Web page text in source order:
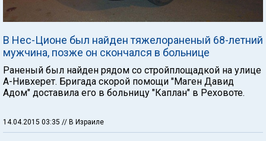
В Нес-Ционе был найден тяжелораненый 68-летний
мужчина, позже он скончался в больнице
Раненый был найден рядом со стройплощадкой на улице
А-Нивхерет. Бригада скорой помощи "Маген Давид
Адом" доставила его в больницу "Каплан" в Реховоте.
14.04.2015 03:35 // В Израиле